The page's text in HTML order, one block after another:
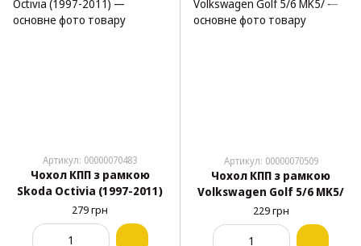
Артикул: 00000070483
Чохол КПП з рамкою
Skoda Octivia (1997-2011)
279 грн
Артикул: 00000070509
Чохол КПП з рамкою
Volkswagen Golf 5/6 MK5/
229 грн